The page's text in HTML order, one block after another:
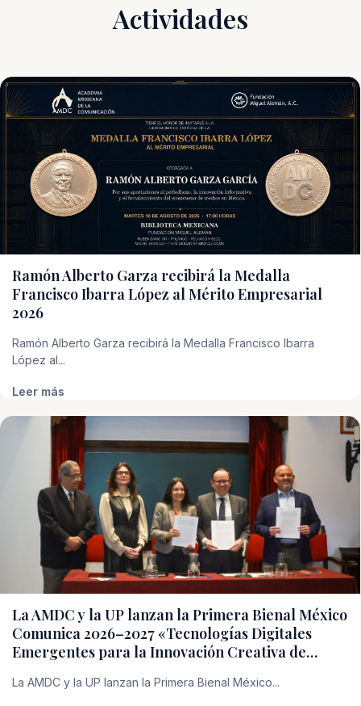
Actividades
Ramón Alberto Garza recibirá la Medalla
Francisco Ibarra López al Mérito Empresarial
2026
Ramón Alberto Garza recibirá la Medalla Francisco Ibarra
López al...
Leer más
La AMDC y la UP lanzan la Primera Bienal México
Comunica 2026–2027 «Tecnologías Digitales
Emergentes para la Innovación Creativa de…
La AMDC y la UP lanzan la Primera Bienal México...